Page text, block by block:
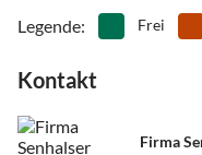
Legende: Frei
Kontakt
Firma